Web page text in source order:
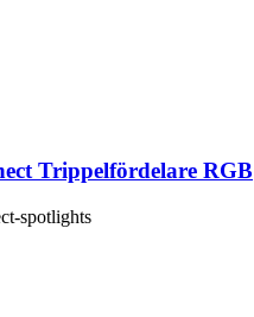
Trippelfördelare RGB
spotlights